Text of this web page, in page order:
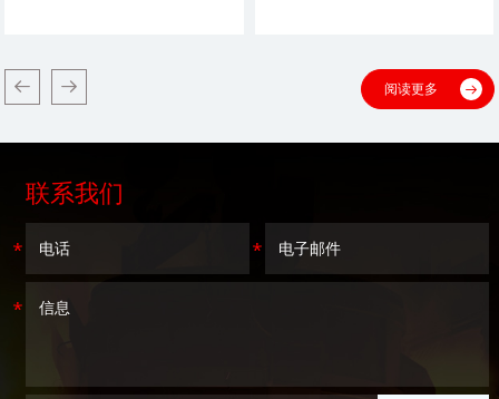
阅读更多
联系我们